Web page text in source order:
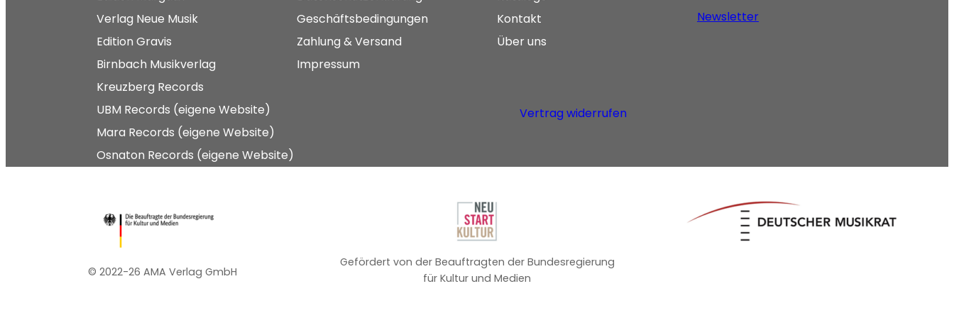
Verlag Neue Musik
Edition Gravis
Birnbach Musikverlag
Kreuzberg Records
UBM Records (eigene Website)
Mara Records (eigene Website)
Osnaton Records (eigene Website)
Geschäftsbedingungen
Zahlung & Versand
Impressum
Kontakt
Über uns
Vertrag widerrufen
Newsletter
© 2022-26 AMA Verlag GmbH​
Gefördert von der Beauftragten der Bundesregierung
für Kultur und Medien